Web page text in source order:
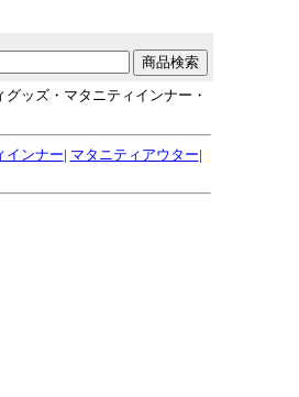
ッズ・マタニティインナー・
インナー| マタニティアウター|